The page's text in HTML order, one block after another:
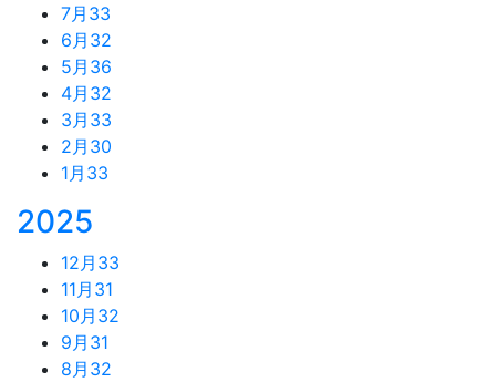
7月 33
6月 32
5月 36
4月 32
3月 33
2月 30
1月 33
2025
12月 33
11月 31
10月 32
9月 31
8月 32